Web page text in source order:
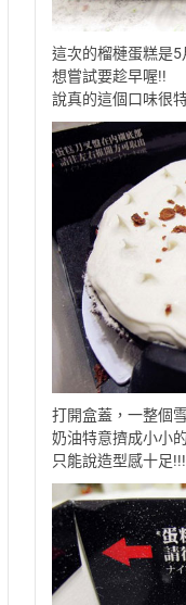
這次的榴槤蛋糕是
想嘗試要趁早喔!!
說真的這個口味很
打開盒蓋，一整個
奶油特意擠成小小
只能說造型感十足!!!